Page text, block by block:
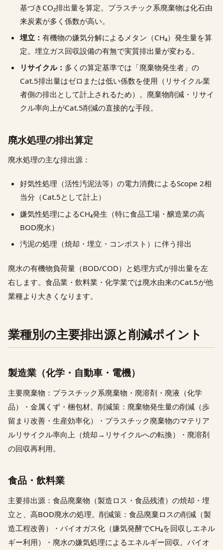
基づきCO₂排出量を算定。プラスチック系廃棄物は化石由
来炭素が多く係数が高い。
埋立：有機物の嫌気分解によるメタン（CH₄）発生量を算
定。埋立ガス回収設備の有無で実質排出量が変わる。
リサイクル： 多くの算定基準では「廃棄物発生者」の
Cat.5排出量はゼロまたは低い係数を使用（リサイクル業
者側の排出として計上されるため）。廃棄物削減・リサイ
クル率向上がCat.5削減の直接的な手段。
廃水処理の排出算定
廃水処理の主な排出源：
好気性処理（活性汚泥法等）の電力消費によるScope 2相
当分（Cat.5として計上）
嫌気性処理によるCH₄発生（特に食品工場・醸造業の高
BOD廃水）
汚泥の処理（焼却・埋立・コンポスト）に伴う排出
廃水の有機物負荷量（BOD/COD）と処理方式が排出量を左
右します。食品業・飲料業・化学業では廃水由来のCat.5が他
業種より大きくなります。
業種別の主要排出源と削減ポイント
製造業（化学・自動車・電機）
主要廃棄物：プラスチック系廃棄物・廃溶剤・廃液（化学
品）・金属くず・梱包材。削減策：廃棄物発生量の削減（歩
留まり改善・生産効率化）・プラスチック廃棄物のマテリア
ルリサイクル率向上（焼却→リサイクルへの転換）・廃溶剤
の回収再利用。
食品・飲料業
主要排出源：食品廃棄物（製造ロス・食品残渣）の焼却・埋
立と、高BOD廃水の処理。削減策：食品廃棄ロスの削減（製
造工程改善）・バイオガス化（嫌気発酵でCH₄を回収しエネル
ギー利用）・廃水の嫌気処理によるエネルギー回収。バイオ